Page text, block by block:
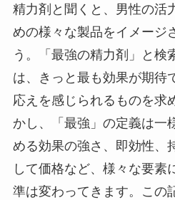
精力剤と聞くと、男性の活
めの様々な製品をイメージ
う。「最強の精力剤」と検
は、きっと最も効果が期待
応えを感じられるものを求
かし、「最強」の定義は一
める効果の強さ、即効性、
して価格など、様々な要素
準は変わってきます。この